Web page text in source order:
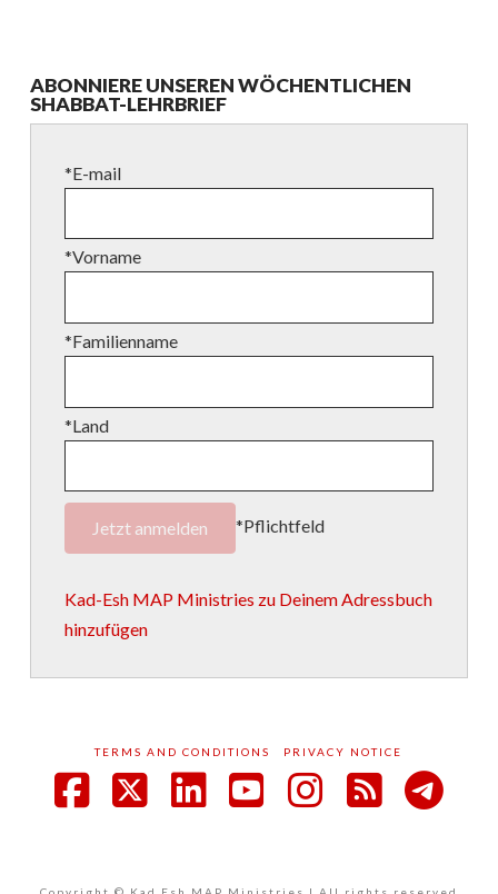
ABONNIERE UNSEREN WÖCHENTLICHEN
SHABBAT-LEHRBRIEF
*E-mail
*Vorname
*Familienname
*Land
*Pflichtfeld
Kad-Esh MAP Ministries zu Deinem Adressbuch
hinzufügen
TERMS AND CONDITIONS PRIVACY NOTICE
Copyright © Kad Esh MAP Ministries | All rights reserved